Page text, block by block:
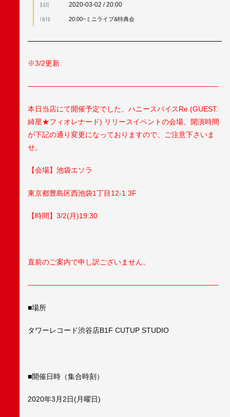
DATE 2020-03-02 / 20:00
INFO 20:00~ミニライブ&特典会
※3/2更新
——————————————————————————–
本日当店にて開催予定でした、ハニースパイスRe.(GUEST:
綺星★フィオレナード) リリースイベントの会場、開演時間
が下記の通り変更になっておりますので、ご注意下さいま
せ。
【会場】池袋エソラ
東京都豊島区西池袋1丁目12-1 3F
【時間】3/2(月)19:30
直前のご案内で申し訳ございません。
——————————————————————————–
■場所
タワーレコード渋谷店B1F CUTUP STUDIO
■開催日時（集合時刻）
2020年3月2日(月曜日)